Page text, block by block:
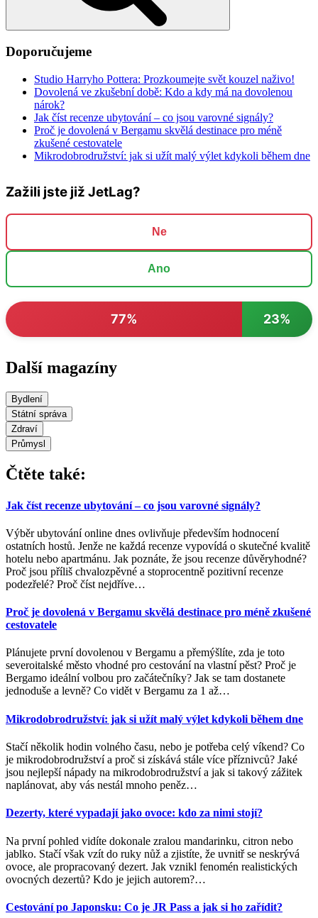
Doporučujeme
Studio Harryho Pottera: Prozkoumejte svět kouzel naživo!
Dovolená ve zkušební době: Kdo a kdy má na dovolenou
nárok?
Jak číst recenze ubytování – co jsou varovné signály?
Proč je dovolená v Bergamu skvělá destinace pro méně
zkušené cestovatele
Mikrodobrodružství: jak si užít malý výlet kdykoli během dne
Zažili jste již JetLag?
Ne
Ano
77% 23%
Další magazíny
Bydlení
Státní správa
Zdraví
Průmysl
Čtěte také:
Jak číst recenze ubytování – co jsou varovné signály?
Výběr ubytování online dnes ovlivňuje především hodnocení
ostatních hostů. Jenže ne každá recenze vypovídá o skutečné kvalitě
hotelu nebo apartmánu. Jak poznáte, že jsou recenze důvěryhodné?
Proč jsou příliš chvalozpěvné a stoprocentně pozitivní recenze
podezřelé? Proč číst nejdříve…
Proč je dovolená v Bergamu skvělá destinace pro méně zkušené
cestovatele
Plánujete první dovolenou v Bergamu a přemýšlíte, zda je toto
severoitalské město vhodné pro cestování na vlastní pěst? Proč je
Bergamo ideální volbou pro začátečníky? Jak se tam dostanete
jednoduše a levně? Co vidět v Bergamu za 1 až…
Mikrodobrodružství: jak si užít malý výlet kdykoli během dne
Stačí několik hodin volného času, nebo je potřeba celý víkend? Co
je mikrodobrodružství a proč si získává stále více příznivců? Jaké
jsou nejlepší nápady na mikrodobrodružství a jak si takový zážitek
naplánovat, aby vás nestál mnoho peněz…
Dezerty, které vypadají jako ovoce: kdo za nimi stojí?
Na první pohled vidíte dokonale zralou mandarinku, citron nebo
jablko. Stačí však vzít do ruky nůž a zjistíte, že uvnitř se neskrývá
ovoce, ale propracovaný dezert. Jak vznikl fenomén realistických
ovocných dezertů? Kdo je jejich autorem?…
Cestování po Japonsku: Co je JR Pass a jak si ho zařídit?